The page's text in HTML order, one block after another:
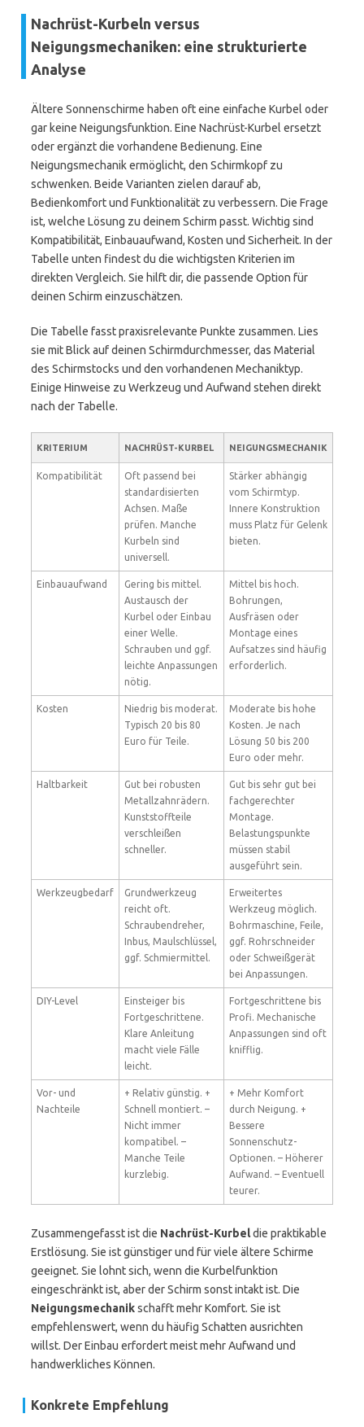
Nachrüst-Kurbeln versus
Neigungsmechaniken: eine strukturierte
Analyse
Ältere Sonnenschirme haben oft eine einfache Kurbel oder
gar keine Neigungsfunktion. Eine Nachrüst-Kurbel ersetzt
oder ergänzt die vorhandene Bedienung. Eine
Neigungsmechanik ermöglicht, den Schirmkopf zu
schwenken. Beide Varianten zielen darauf ab,
Bedienkomfort und Funktionalität zu verbessern. Die Frage
ist, welche Lösung zu deinem Schirm passt. Wichtig sind
Kompatibilität, Einbauaufwand, Kosten und Sicherheit. In der
Tabelle unten findest du die wichtigsten Kriterien im
direkten Vergleich. Sie hilft dir, die passende Option für
deinen Schirm einzuschätzen.
Die Tabelle fasst praxisrelevante Punkte zusammen. Lies
sie mit Blick auf deinen Schirmdurchmesser, das Material
des Schirmstocks und den vorhandenen Mechaniktyp.
Einige Hinweise zu Werkzeug und Aufwand stehen direkt
nach der Tabelle.
KRITERIUM NACHRÜST-KURBEL NEIGUNGSMECHANIK
Kompatibilität
Oft passend bei
standardisierten
Achsen. Maße
prüfen. Manche
Kurbeln sind
universell.
Stärker abhängig
vom Schirmtyp.
Innere Konstruktion
muss Platz für Gelenk
bieten.
Einbauaufwand
Gering bis mittel.
Austausch der
Kurbel oder Einbau
einer Welle.
Schrauben und ggf.
leichte Anpassungen
nötig.
Mittel bis hoch.
Bohrungen,
Ausfräsen oder
Montage eines
Aufsatzes sind häufig
erforderlich.
Kosten
Niedrig bis moderat.
Typisch 20 bis 80
Euro für Teile.
Moderate bis hohe
Kosten. Je nach
Lösung 50 bis 200
Euro oder mehr.
Haltbarkeit
Gut bei robusten
Metallzahnrädern.
Kunststoffteile
verschleißen
schneller.
Gut bis sehr gut bei
fachgerechter
Montage.
Belastungspunkte
müssen stabil
ausgeführt sein.
Werkzeugbedarf
Grundwerkzeug
reicht oft.
Schraubendreher,
Inbus, Maulschlüssel,
ggf. Schmiermittel.
Erweitertes
Werkzeug möglich.
Bohrmaschine, Feile,
ggf. Rohrschneider
oder Schweißgerät
bei Anpassungen.
DIY-Level
Einsteiger bis
Fortgeschrittene.
Klare Anleitung
macht viele Fälle
leicht.
Fortgeschrittene bis
Profi. Mechanische
Anpassungen sind oft
knifflig.
Vor- und
Nachteile
+ Relativ günstig. +
Schnell montiert. –
Nicht immer
kompatibel. –
Manche Teile
kurzlebig.
+ Mehr Komfort
durch Neigung. +
Bessere
Sonnenschutz-
Optionen. – Höherer
Aufwand. – Eventuell
teurer.
Zusammengefasst ist die Nachrüst-Kurbeldie praktikable
Erstlösung. Sie ist günstiger und für viele ältere Schirme
geeignet. Sie lohnt sich, wenn die Kurbelfunktion
eingeschränkt ist, aber der Schirm sonst intakt ist. Die
Neigungsmechanikschafft mehr Komfort. Sie ist
empfehlenswert, wenn du häufig Schatten ausrichten
willst. Der Einbau erfordert meist mehr Aufwand und
handwerkliches Können.
Konkrete Empfehlung